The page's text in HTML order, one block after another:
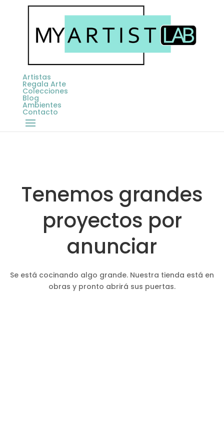
Artistas
Regala Arte
Colecciones
Blog
Ambientes
Contacto
Tenemos grandes
proyectos por
anunciar
Se está cocinando algo grande. Nuestra tienda está en
obras y pronto abrirá sus puertas.